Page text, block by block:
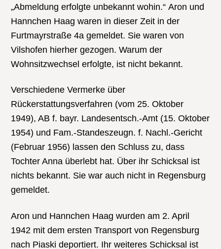
„Abmeldung erfolgte unbekannt wohin.“ Aron und
Hannchen Haag waren in dieser Zeit in der
Furtmayrstraße 4a gemeldet. Sie waren von
Vilshofen hierher gezogen. Warum der
Wohnsitzwechsel erfolgte, ist nicht bekannt.
Verschiedene Vermerke über
Rückerstattungsverfahren (vom 25. Oktober
1949), AB f. bayr. Landesentsch.-Amt (15. Oktober
1954) und Fam.-Standeszeugn. f. Nachl.-Gericht
(Februar 1956) lassen den Schluss zu, dass
Tochter Anna überlebt hat. Über ihr Schicksal ist
nichts bekannt. Sie war auch nicht in Regensburg
gemeldet.
Aron und Hannchen Haag wurden am 2. April
1942 mit dem ersten Transport von Regensburg
nach Piaski deportiert. Ihr weiteres Schicksal ist